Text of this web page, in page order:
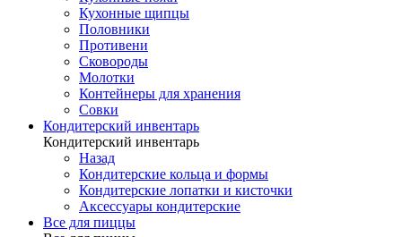
Кухонные щипцы
Половники
Противени
Сковороды
Молотки
Контейнеры для хранения
Совки
Кондитерский инвентарь
Кондитерский инвентарь
Назад
Кондитерские кольца и формы
Кондитерские лопатки и кисточки
Аксессуары кондитерские
Все для пиццы